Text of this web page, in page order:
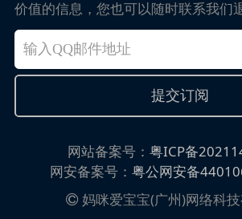
价值的信息，您也可以随时联系我们
网站备案号： 粤ICP备
网安备案号： 粤公网安备
妈咪爱宝宝(广州)网络科